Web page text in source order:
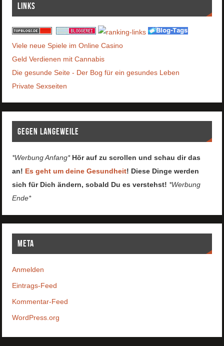
Links
Viele neue Spiele im Online Casino
Geld Verdienen mit Cannabis
Die gesunde Seite - Der Bog für ein gesundes Leben
Private Sexseiten
Gegen Langeweile
*Werbung Anfang* Hör auf zu scrollen und schau dir das
an! Es geht um deine Gesundheit! Diese Dinge werden
sich für Dich ändern, sobald Du es verstehst! *Werbung
Ende*
Meta
Anmelden
Eintrags-Feed
Kommentar-Feed
WordPress.org